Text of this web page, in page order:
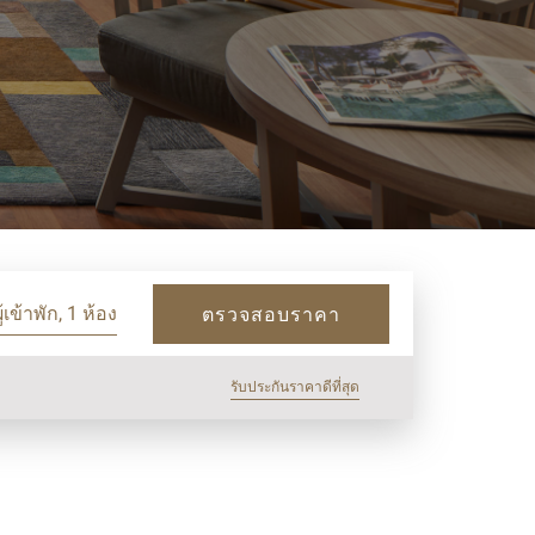
ข้าพัก, 1 ห้อง ตรวจสอบราคา
รับประกันราคาดีที่สุด